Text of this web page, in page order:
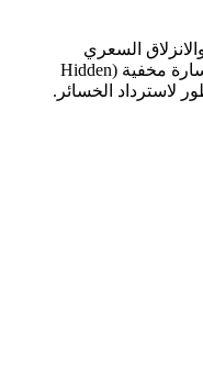
السعري
(Slippage)، وأهداف جني أرباح ووقف خسارة مخفية (Hidden